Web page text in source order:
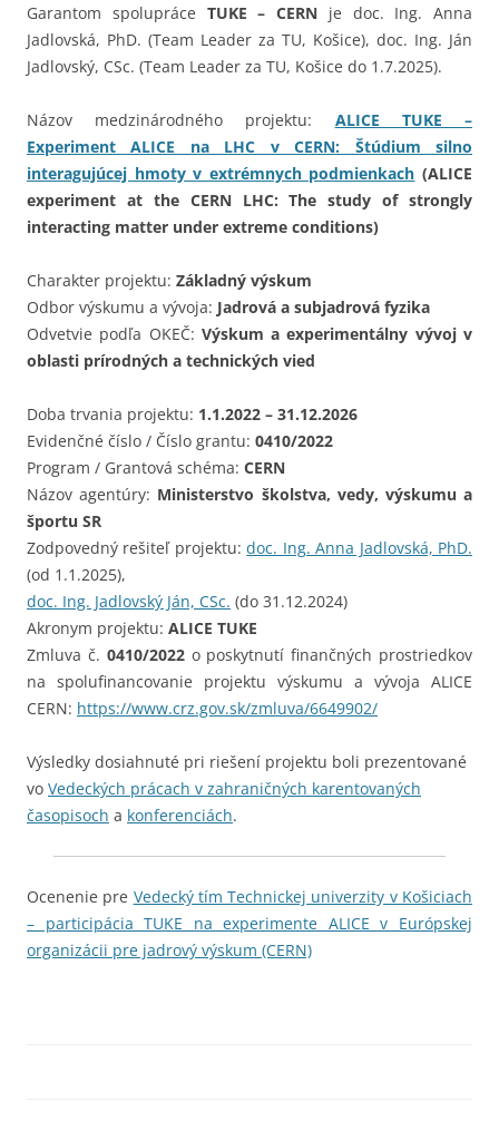
Garantom spolupráce TUKE – CERN je doc. Ing. Anna
Jadlovská, PhD. (Team Leader za TU, Košice), doc. Ing. Ján
Jadlovský, CSc. (Team Leader za TU, Košice do 1.7.2025).
Názov medzinárodného projektu: ALICE TUKE –
Experiment ALICE na LHC v CERN: Štúdium silno
interagujúcej hmoty v extrémnych podmienkach (ALICE
experiment at the CERN LHC: The study of strongly
interacting matter under extreme conditions)
Charakter projektu: Základný výskum
Odbor výskumu a vývoja: Jadrová a subjadrová fyzika
Odvetvie podľa OKEČ: Výskum a experimentálny vývoj v
oblasti prírodných a technických vied
Doba trvania projektu: 1.1.2022 – 31.12.2026
Evidenčné číslo / Číslo grantu: 0410/2022
Program / Grantová schéma: CERN
Názov agentúry: Ministerstvo školstva, vedy, výskumu a
športu SR
Zodpovedný rešiteľ projektu:doc. Ing. Anna Jadlovská, PhD.
(od 1.1.2025),
doc. Ing. Jadlovský Ján, CSc. (do 31.12.2024)
Akronym projektu: ALICE TUKE
Zmluva č. 0410/2022o poskytnutí finančných prostriedkov
na spolufinancovanie projektu výskumu a vývoja ALICE
CERN: https://www.crz.gov.sk/zmluva/6649902/
Výsledky dosiahnuté pri riešení projektu boli prezentované
vo Vedeckých prácach v zahraničných karentovaných
časopisoch a konferenciách.
Ocenenie pre Vedecký tím Technickej univerzity v Košiciach
– participácia TUKE na experimente ALICE v Európskej
organizácii pre jadrový výskum (CERN)